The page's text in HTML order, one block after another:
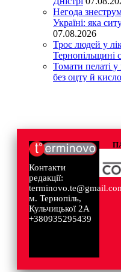
Негода
Україні: яка
07.08.2026
Троє людей у
Тернопільщині
Томати пелаті
без оцту й
Контакти
редакції:
м. Тернопіль,
Кульчицької 2А
+380935295439